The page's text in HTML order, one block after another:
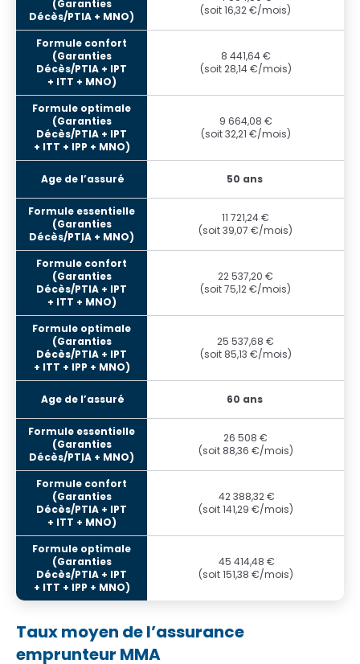
(soit 16,32 €/mois)
8 441,64 €
(soit 28,14 €/mois)
9 664,08 €
(soit 32,21 €/mois)
50 ans
11 721,24 €
(soit 39,07 €/mois)
22 537,20 €
(soit 75,12 €/mois)
25 537,68 €
(soit 85,13 €/mois)
60 ans
26 508 €
(soit 88,36 €/mois)
42 388,32 €
(soit 141,29 €/mois)
45 414,48 €
(soit 151,38 €/mois)
Taux moyen de l’assurance
emprunteur MMA